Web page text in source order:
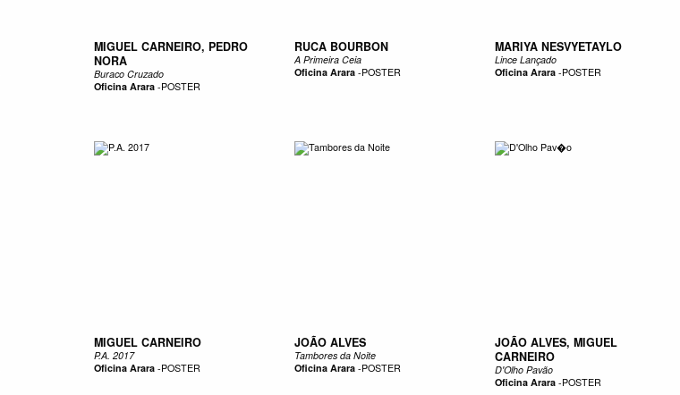
MIGUEL CARNEIRO, PEDRO
NORA
Buraco Cruzado
Oficina Arara-POSTER
RUCA BOURBON
A Primeira Ceia
Oficina Arara-POSTER
MARIYA NESVYETAYLO
Lince Lançado
Oficina Arara-POSTER
MIGUEL CARNEIRO
P.A. 2017
Oficina Arara-POSTER
JOÃO ALVES
Tambores da Noite
Oficina Arara-POSTER
JOÃO ALVES, MIGUEL
CARNEIRO
D'Olho Pavão
Oficina Arara-POSTER